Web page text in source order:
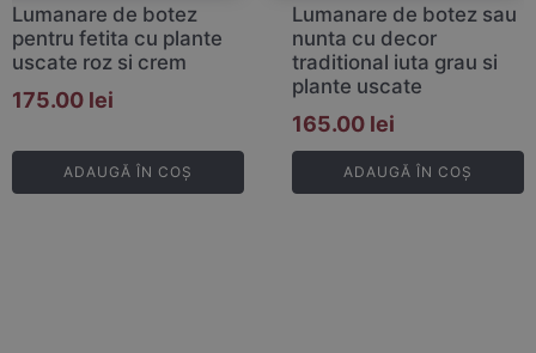
Lumanare de botez
pentru fetita cu plante
uscate roz si crem
175.00 lei
ADAUGĂ ÎN COȘ
Lumanare de botez sau
nunta cu decor
traditional iuta grau si
plante uscate
165.00 lei
ADAUGĂ ÎN COȘ